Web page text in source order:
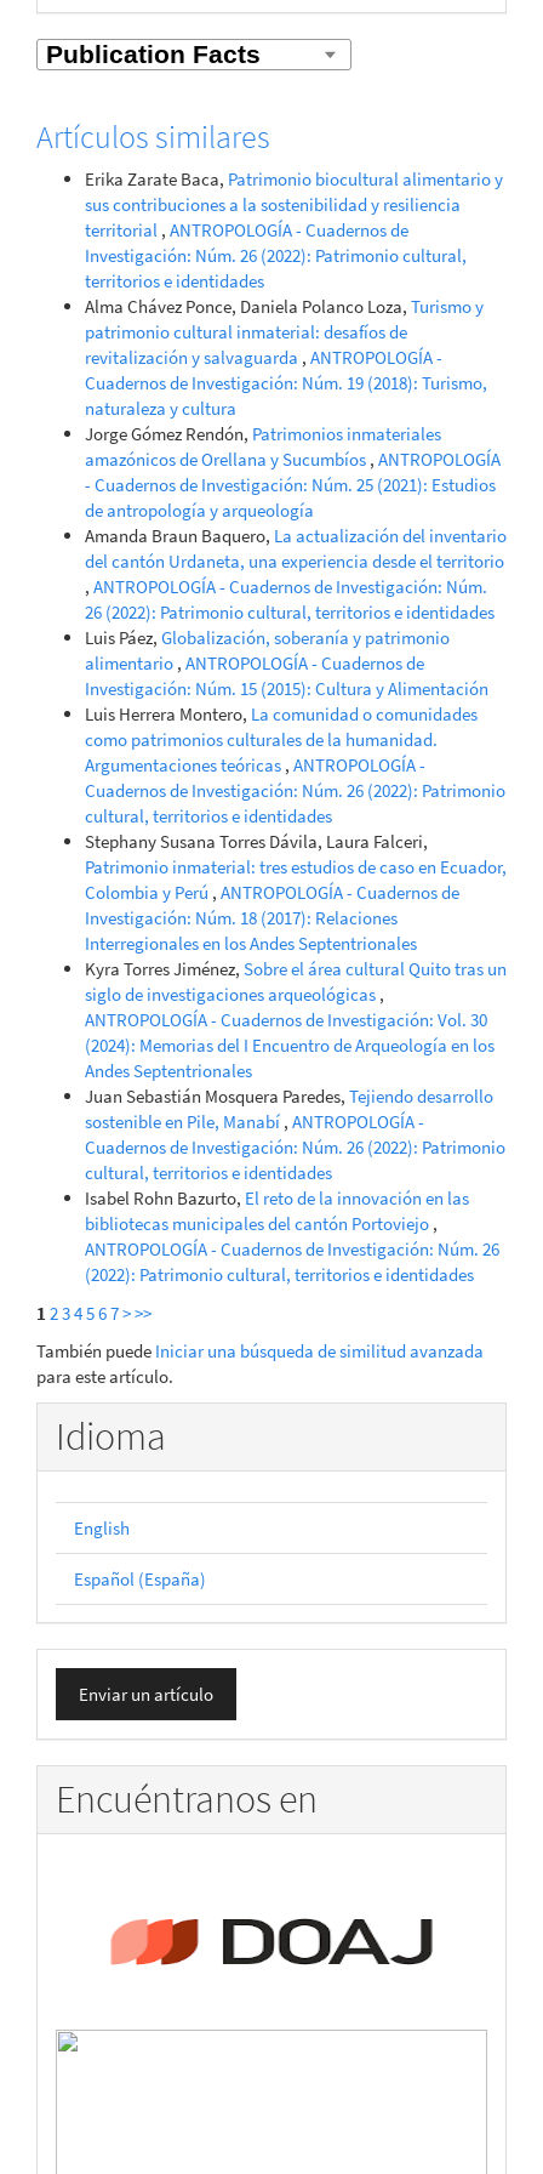
Artículos similares
Erika Zarate Baca, Patrimonio biocultural alimentario y
sus contribuciones a la sostenibilidad y resiliencia
territorial , ANTROPOLOGÍA - Cuadernos de
Investigación: Núm. 26 (2022): Patrimonio cultural,
territorios e identidades
Alma Chávez Ponce, Daniela Polanco Loza, Turismo y
patrimonio cultural inmaterial: desafíos de
revitalización y salvaguarda , ANTROPOLOGÍA -
Cuadernos de Investigación: Núm. 19 (2018): Turismo,
naturaleza y cultura
Jorge Gómez Rendón, Patrimonios inmateriales
amazónicos de Orellana y Sucumbíos , ANTROPOLOGÍA
- Cuadernos de Investigación: Núm. 25 (2021): Estudios
de antropología y arqueología
Amanda Braun Baquero, La actualización del inventario
del cantón Urdaneta, una experiencia desde el territorio
, ANTROPOLOGÍA - Cuadernos de Investigación: Núm.
26 (2022): Patrimonio cultural, territorios e identidades
Luis Páez, Globalización, soberanía y patrimonio
alimentario , ANTROPOLOGÍA - Cuadernos de
Investigación: Núm. 15 (2015): Cultura y Alimentación
Luis Herrera Montero, La comunidad o comunidades
como patrimonios culturales de la humanidad.
Argumentaciones teóricas , ANTROPOLOGÍA -
Cuadernos de Investigación: Núm. 26 (2022): Patrimonio
cultural, territorios e identidades
Stephany Susana Torres Dávila, Laura Falceri,
Patrimonio inmaterial: tres estudios de caso en Ecuador,
Colombia y Perú , ANTROPOLOGÍA - Cuadernos de
Investigación: Núm. 18 (2017): Relaciones
Interregionales en los Andes Septentrionales
Kyra Torres Jiménez, Sobre el área cultural Quito tras un
siglo de investigaciones arqueológicas ,
ANTROPOLOGÍA - Cuadernos de Investigación: Vol. 30
(2024): Memorias del I Encuentro de Arqueología en los
Andes Septentrionales
Juan Sebastián Mosquera Paredes, Tejiendo desarrollo
sostenible en Pile, Manabí , ANTROPOLOGÍA -
Cuadernos de Investigación: Núm. 26 (2022): Patrimonio
cultural, territorios e identidades
Isabel Rohn Bazurto, El reto de la innovación en las
bibliotecas municipales del cantón Portoviejo ,
ANTROPOLOGÍA - Cuadernos de Investigación: Núm. 26
(2022): Patrimonio cultural, territorios e identidades
1 234567>>>
También puede Iniciar una búsqueda de similitud avanzada
para este artículo.
Idioma
English
Español (España)
Enviar
un
artículo
Enviar un artículo
Encuéntranos en